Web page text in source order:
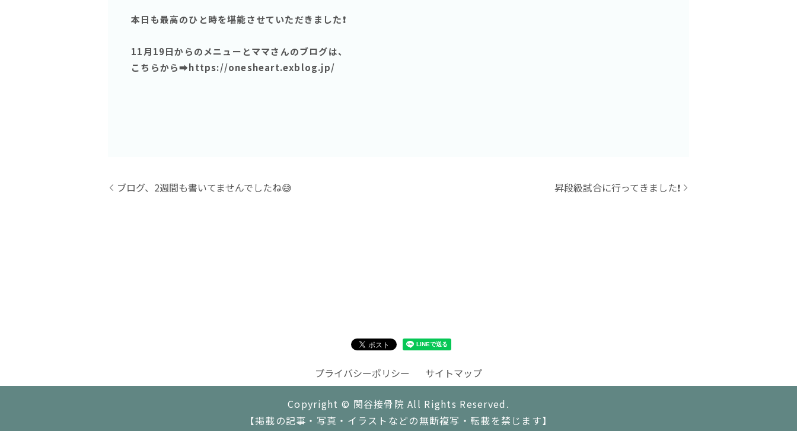
本日も最高のひと時を堪能させていただきました❗️
11月19日からのメニューとママさんのブログは、
こちらから➡️https://onesheart.exblog.jp/
ブログ、2週間も書いてませんでしたね😅 昇段級試合に行ってきました❗️
プライバシーポリシー サイトマップ
Copyright © 関谷接骨院 All Rights Reserved.
【掲載の記事・写真・イラストなどの無断複写・転載を禁じます】